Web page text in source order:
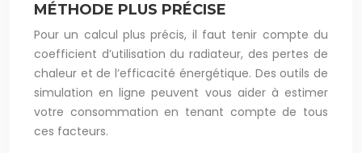
MÉTHODE PLUS PRÉCISE
Pour un calcul plus précis, il faut tenir compte du
coefficient d’utilisation du radiateur, des pertes de
chaleur et de l’efficacité énergétique. Des outils de
simulation en ligne peuvent vous aider à estimer
votre consommation en tenant compte de tous
ces facteurs.